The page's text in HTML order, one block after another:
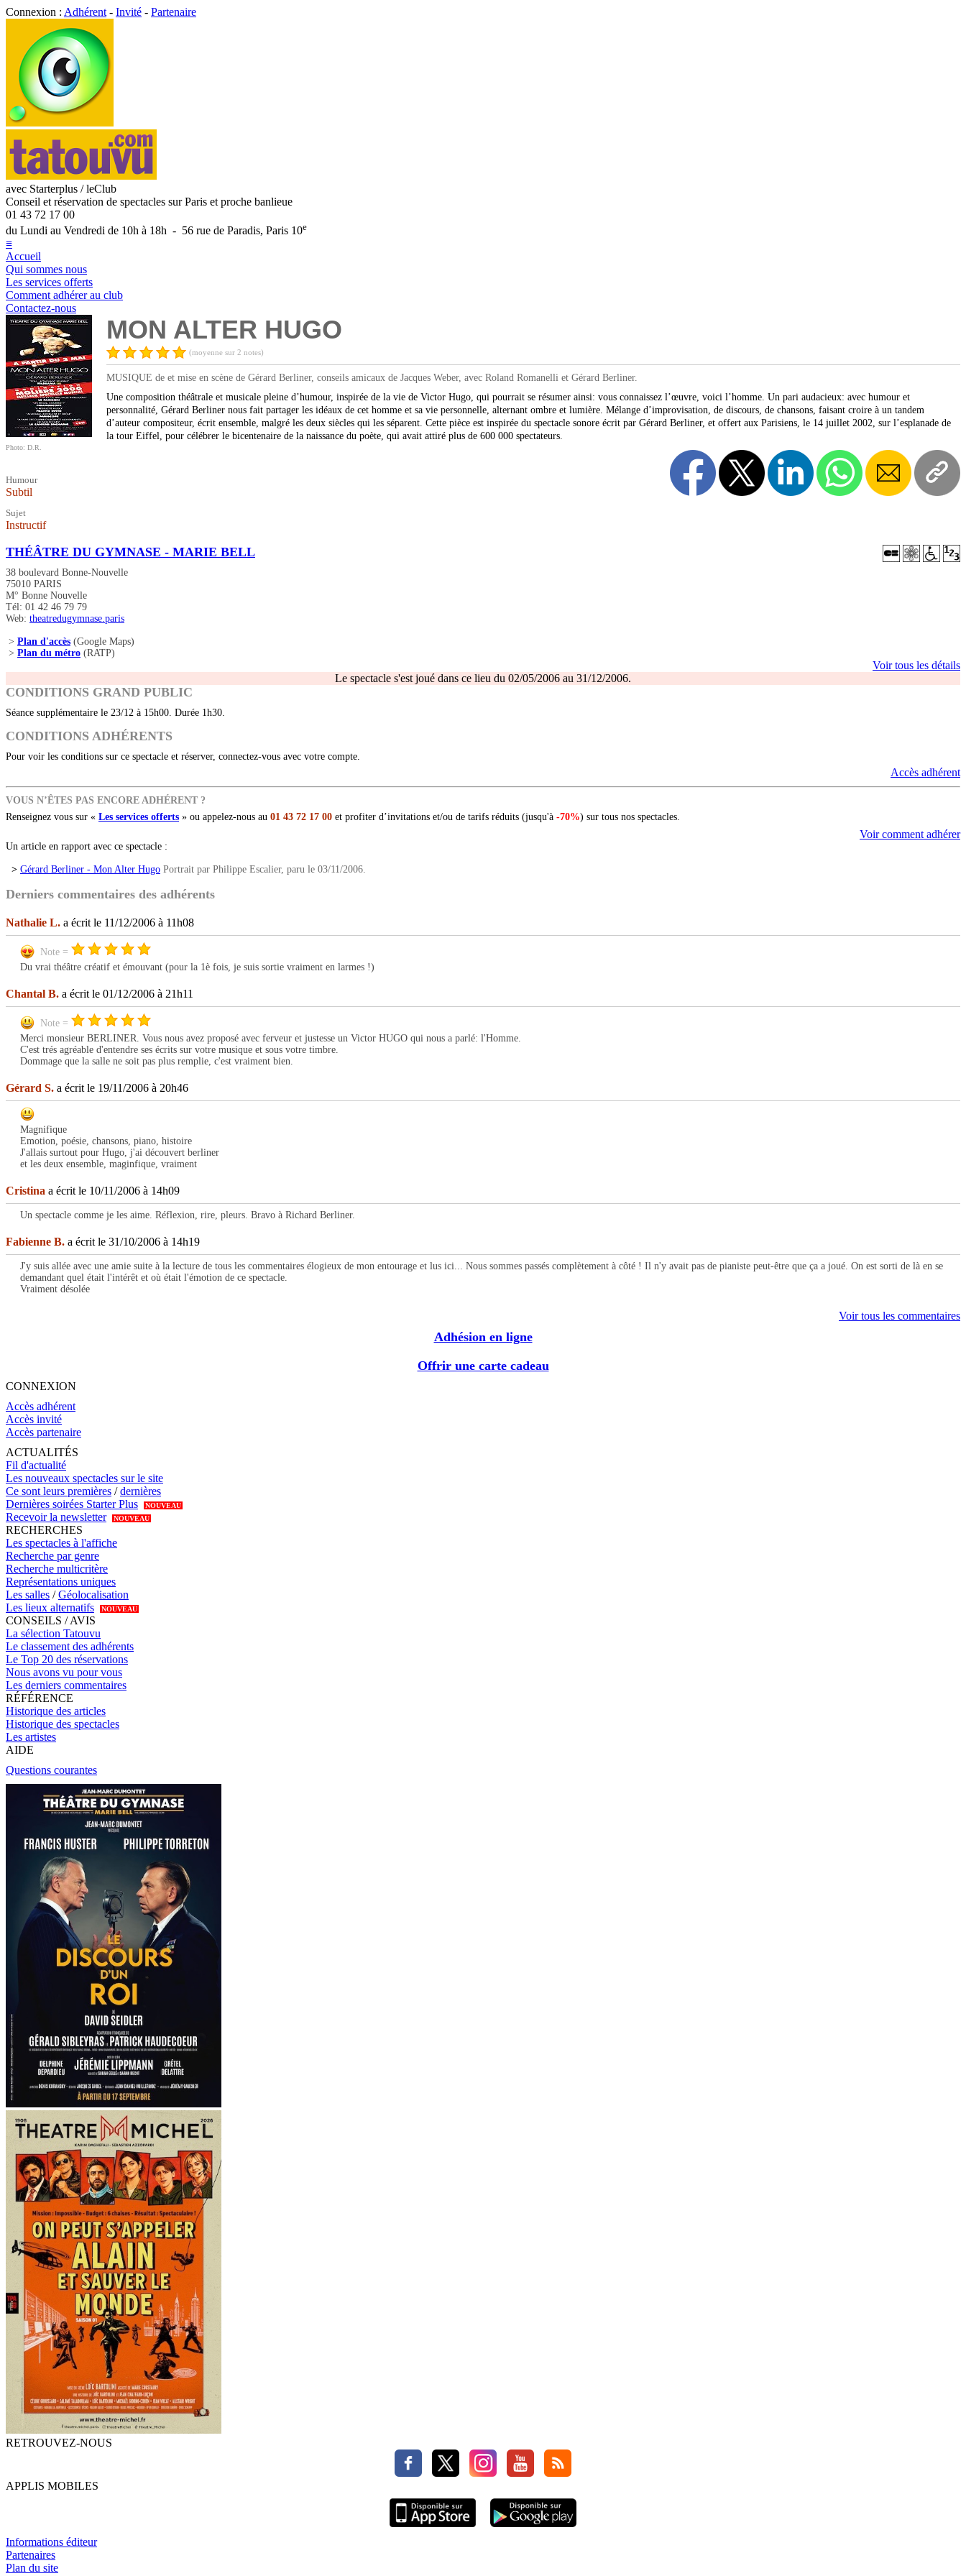
Connexion : Adhérent - Invité - Partenaire
avec Starterplus / leClub
Conseil et réservation de spectacles sur Paris et proche banlieue
01 43 72 17 00
du Lundi au Vendredi de 10h à 18h - 56 rue de Paradis, Paris 10e
≡
Accueil
Qui sommes nous
Les services offerts
Comment adhérer au club
Contactez-nous
Photo: D.R.
Humour
Subtil
Sujet
Instructif
MON ALTER HUGO
(moyenne sur 2 notes)
MUSIQUE de et mise en scène de Gérard Berliner, conseils amicaux de Jacques Weber, avec Roland Romanelli et Gérard Berliner.
Une composition théâtrale et musicale pleine d’humour, inspirée de la vie de Victor Hugo, qui pourrait se résumer ainsi: vous connaissez l’œuvre, voici l’homme. Un pari audacieux: avec humour et
personnalité, Gérard Berliner nous fait partager les idéaux de cet homme et sa vie personnelle, alternant ombre et lumière. Mélange d’improvisation, de discours, de chansons, faisant croire à un tandem
d’auteur compositeur, écrit ensemble, malgré les deux siècles qui les séparent. Cette pièce est inspirée du spectacle sonore écrit par Gérard Berliner, et offert aux Parisiens, le 14 juillet 2002, sur l’esplanade de
la tour Eiffel, pour célébrer le bicentenaire de la naissance du poète, qui avait attiré plus de 600 000 spectateurs.
THÉÂTRE DU GYMNASE - MARIE BELL
38 boulevard Bonne-Nouvelle
75010 PARIS
M° Bonne Nouvelle
Tél: 01 42 46 79 79
Web: theatredugymnase.paris
> Plan d'accès (Google Maps)
> Plan du métro (RATP)
Voir tous les détails
Le spectacle s'est joué dans ce lieu du 02/05/2006 au 31/12/2006.
CONDITIONS GRAND PUBLIC
Séance supplémentaire le 23/12 à 15h00. Durée 1h30.
CONDITIONS ADHÉRENTS
Pour voir les conditions sur ce spectacle et réserver, connectez-vous avec votre compte.
Accès adhérent
VOUS N’ÊTES PAS ENCORE ADHÉRENT ?
Renseignez vous sur « Les services offerts » ou appelez-nous au 01 43 72 17 00 et profiter d’invitations et/ou de tarifs réduits (jusqu'à -70%) sur tous nos spectacles.
Voir comment adhérer
Un article en rapport avec ce spectacle :
> Gérard Berliner - Mon Alter Hugo Portrait par Philippe Escalier, paru le 03/11/2006.
Derniers commentaires des adhérents
Nathalie L. a écrit le 11/12/2006 à 11h08
Note =
Du vrai théâtre créatif et émouvant (pour la 1è fois, je suis sortie vraiment en larmes !)
Chantal B. a écrit le 01/12/2006 à 21h11
Note =
Merci monsieur BERLINER. Vous nous avez proposé avec ferveur et justesse un Victor HUGO qui nous a parlé: l'Homme.
C'est trés agréable d'entendre ses écrits sur votre musique et sous votre timbre.
Dommage que la salle ne soit pas plus remplie, c'est vraiment bien.
Gérard S. a écrit le 19/11/2006 à 20h46
Magnifique
Emotion, poésie, chansons, piano, histoire
J'allais surtout pour Hugo, j'ai découvert berliner
et les deux ensemble, maginfique, vraiment
Cristina a écrit le 10/11/2006 à 14h09
Un spectacle comme je les aime. Réflexion, rire, pleurs. Bravo à Richard Berliner.
Fabienne B. a écrit le 31/10/2006 à 14h19
J'y suis allée avec une amie suite à la lecture de tous les commentaires élogieux de mon entourage et lus ici... Nous sommes passés complètement à côté ! Il n'y avait pas de pianiste peut-être que ça a joué. On est sorti de là en se
demandant quel était l'intérêt et où était l'émotion de ce spectacle.
Vraiment désolée
Voir tous les commentaires
Adhésion en ligne
Offrir une carte cadeau
CONNEXION
Accès adhérent
Accès invité
Accès partenaire
ACTUALITÉS
Fil d'actualité
Les nouveaux spectacles sur le site
Ce sont leurs premières /dernières
Dernières soirées Starter Plus
NOUVEAU
Recevoir la newsletter NOUVEAU
RECHERCHES
Les spectacles à l'affiche
Recherche par genre
Recherche multicritère
Représentations uniques
Les salles /Géolocalisation
Les lieux alternatifs
NOUVEAU
CONSEILS / AVIS
La sélection Tatouvu
Le classement des adhérents
Le Top 20 des réservations
Nous avons vu pour vous
Les derniers commentaires
RÉFÉRENCE
Historique des articles
Historique des spectacles
Les artistes
AIDE
Questions courantes
RETROUVEZ-NOUS
APPLIS MOBILES
Informations éditeur
Partenaires
Plan du site